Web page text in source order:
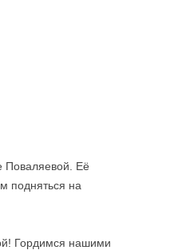
Поваляевой. Её
подняться на
Гордимся нашими